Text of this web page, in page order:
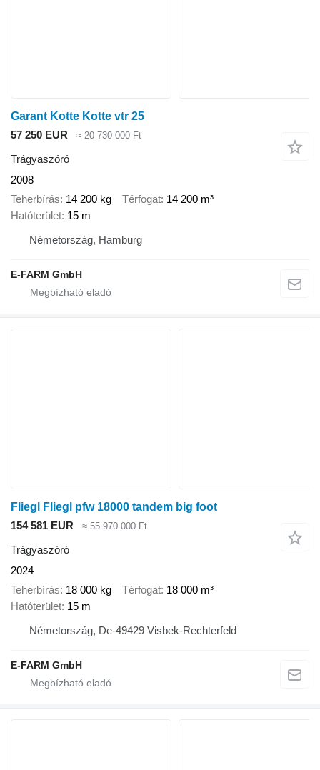
Garant Kotte Kotte vtr 25
57 250 EUR
≈ 20 730 000 Ft
Trágyaszóró
2008
Teherbírás 14 200 kg Térfogat 14 200 m³
Hatóterület 15 m
Németország, Hamburg
E-FARM GmbH
Fliegl Fliegl pfw 18000 tandem big foot
154 581 EUR
≈ 55 970 000 Ft
Trágyaszóró
2024
Teherbírás 18 000 kg Térfogat 18 000 m³
Hatóterület 15 m
Németország, De-49429 Visbek-Rechterfeld
E-FARM GmbH